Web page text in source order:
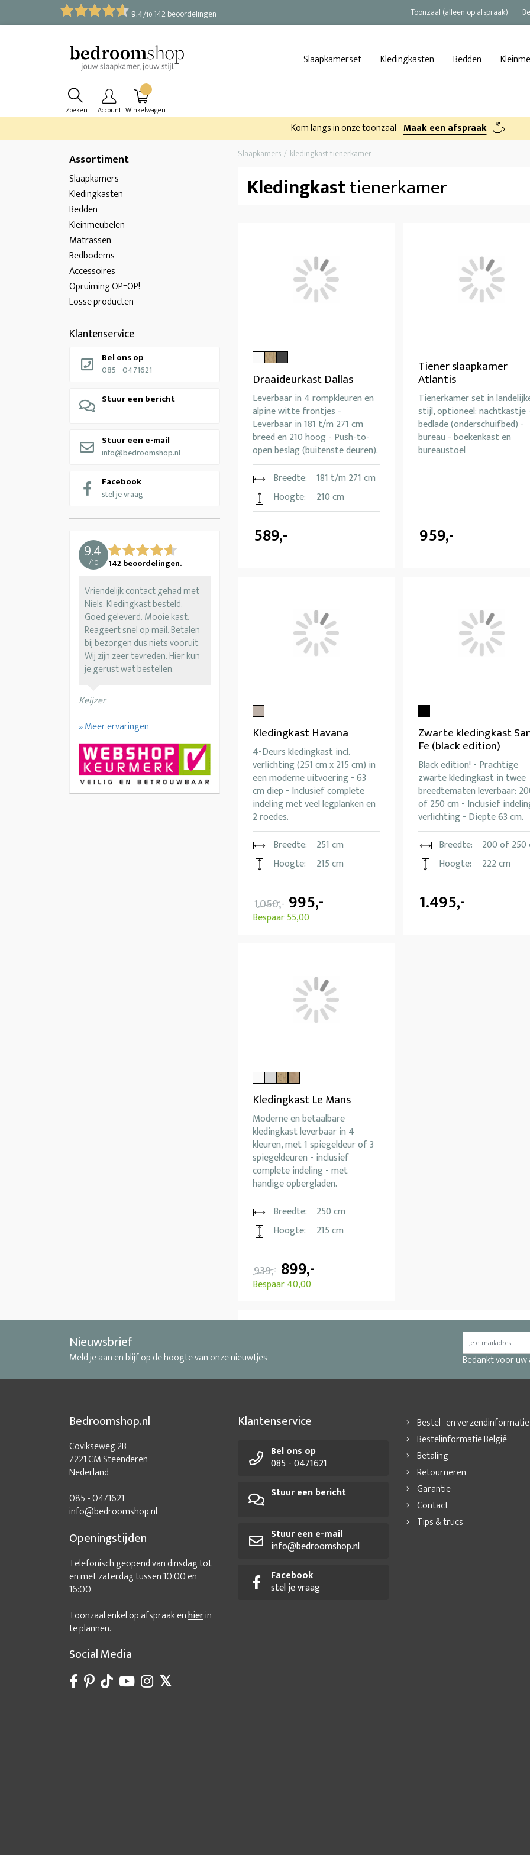
9.4/10 142 beoordelingen Toonzaal (alleen op afspraak)
Slaapkamerset Kledingkasten Bedden
Zoeken Account Winkelwagen
Kom langs in onze toonzaal -Maak een afspraak
Assortiment
Slaapkamers
Kledingkasten
Bedden
Kleinmeubelen
Matrassen
Bedbodems
Accessoires
Opruiming OP=OP!
Losse producten
Klantenservice
Bel ons op
085 - 0471621
Stuur een bericht
Stuur een e-mail
info@bedroomshop.nl
Facebook
stel je vraag
9.4
/10 142 beoordelingen.
Vriendelijk contact gehad met
Niels. Kledingkast besteld.
Goed geleverd. Mooie kast.
Reageert snel op mail. Betalen
bij bezorgen dus niets vooruit.
Wij zijn zeer tevreden. Hier kun
je gerust wat bestellen.
Keijzer
» Meer ervaringen
Slaapkamers kledingkast tienerkamer
Kledingkasttienerkamer
Draaideurkast Dallas
Leverbaar in 4 rompkleuren en
alpine witte frontjes -
Leverbaar in 181 t/m 271 cm
breed en 210 hoog - Push-to-
open beslag (buitenste deuren).
Breedte:
181 t/m 271 cm
Hoogte:
210 cm
589,-
Tiener slaapkamer
Atlantis
Tienerkamer set in
stijl, optioneel: nachtkastje
bedlade (onderschuifbed) -
bureau - boekenkast en
bureaustoel
959,-
Kledingkast Havana
4-Deurs kledingkast incl.
verlichting (251 cm x 215 cm) in
een moderne uitvoering - 63
cm diep - Inclusief complete
indeling met veel legplanken en
2 roedes.
Breedte:
251 cm
Hoogte:
215 cm
1.050,- 995,-
Bespaar 55,00
Zwarte kledingkast
Fe (black edition)
Black edition! - Prachtige
zwarte kledingkast in twee
breedtematen leverbaar:
of 250 cm - Inclusief
verlichting - Diepte 63 cm.
Breedte:
200 of 250
Hoogte:
222 cm
1.495,-
Kledingkast Le Mans
Moderne en betaalbare
kledingkast leverbaar in 4
kleuren, met 1 spiegeldeur of 3
spiegeldeuren - inclusief
complete indeling - met
handige opbergladen.
Breedte:
250 cm
Hoogte:
215 cm
939,- 899,-
Bespaar 40,00
Nieuwsbrief
Meld je aan en blijf op de hoogte van onze nieuwtjes Bedankt voor
Bedroomshop.nl
Covikseweg 2B
7221 CM Steenderen
Nederland
085 - 0471621
info@bedroomshop.nl
Openingstijden
Telefonisch geopend van dinsdag tot
en met zaterdag tussen 10:00 en
16:00.
Toonzaal enkel op afspraak enhierin
te plannen.
Social Media
Klantenservice
Bel ons op
085 - 0471621
Stuur een bericht
Stuur een e-mail
info@bedroomshop.nl
Facebook
stel je vraag
Bestel- en verzendinformatie
Bestelinformatie België
Betaling
Retourneren
Garantie
Contact
Tips & trucs